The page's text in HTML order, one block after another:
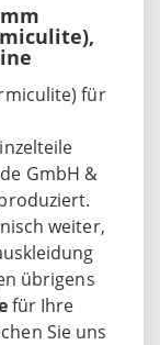
für
GmbH &
weiter,
übrigens
für Ihre
Sie uns